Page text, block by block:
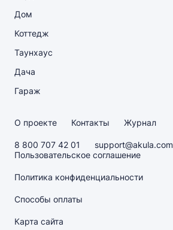
Дом
Коттедж
Таунхаус
Дача
Гараж
О проекте Контакты Журнал
8 800 707 42 01
support@akula.com
Пользовательское соглашение
Политика конфиденциальности
Способы оплаты
Карта сайта